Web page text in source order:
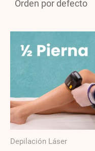
Depilación Láser